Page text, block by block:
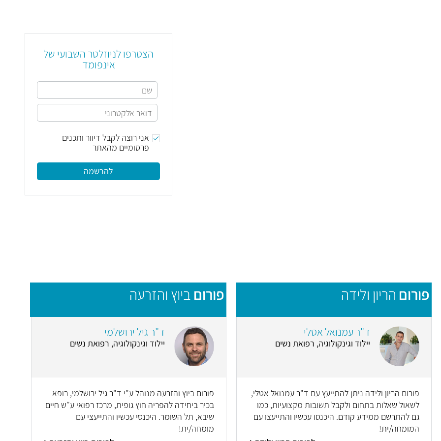
הצטרפו לניוזלטר השבועי של
אינפומד
אני רוצה לקבל דיוור ותכנים
פרסומיים מהאתר
להרשמה
פורום הריון ולידה
ד"ר עמנואל אטלי
יילוד וגינקולוגיה, רפואת נשים
פורום הריון ולידה ניתן להתייעץ עם ד"ר עמנואל אטלי,
לשאול שאלות בתחום ולקבל תשובות מקצועיות, כמו
גם להתרשם ממידע קודם. היכנסו עכשיו והתייעצו עם
המומחה/ית!
פורום ביוץ והזרעה
ד"ר גיל ירושלמי
יילוד וגינקולוגיה, רפואת נשים
פורום ביוץ והזרעה מנוהל ע"י ד"ר גיל ירושלמי, רופא
בכיר ביחידה להפריה חוץ גופית, מרכז רפואי ע״ש חיים
שיבא, תל השומר. היכנסי עכשיו והתייעצי עם
מומחה/ית!